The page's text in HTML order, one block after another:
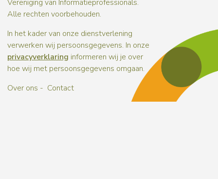
Vereniging van Informatieprofessionals.
Alle rechten voorbehouden.
In het kader van onze dienstverlening
verwerken wij persoonsgegevens. In onze
privacyverklaring informeren wij je over
hoe wij met persoonsgegevens omgaan.
Over ons
Contact